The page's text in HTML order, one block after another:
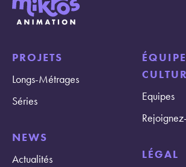
PROJETS
Longs-Métrages
Séries
NEWS
Actualités
Equipes
LÉGAL